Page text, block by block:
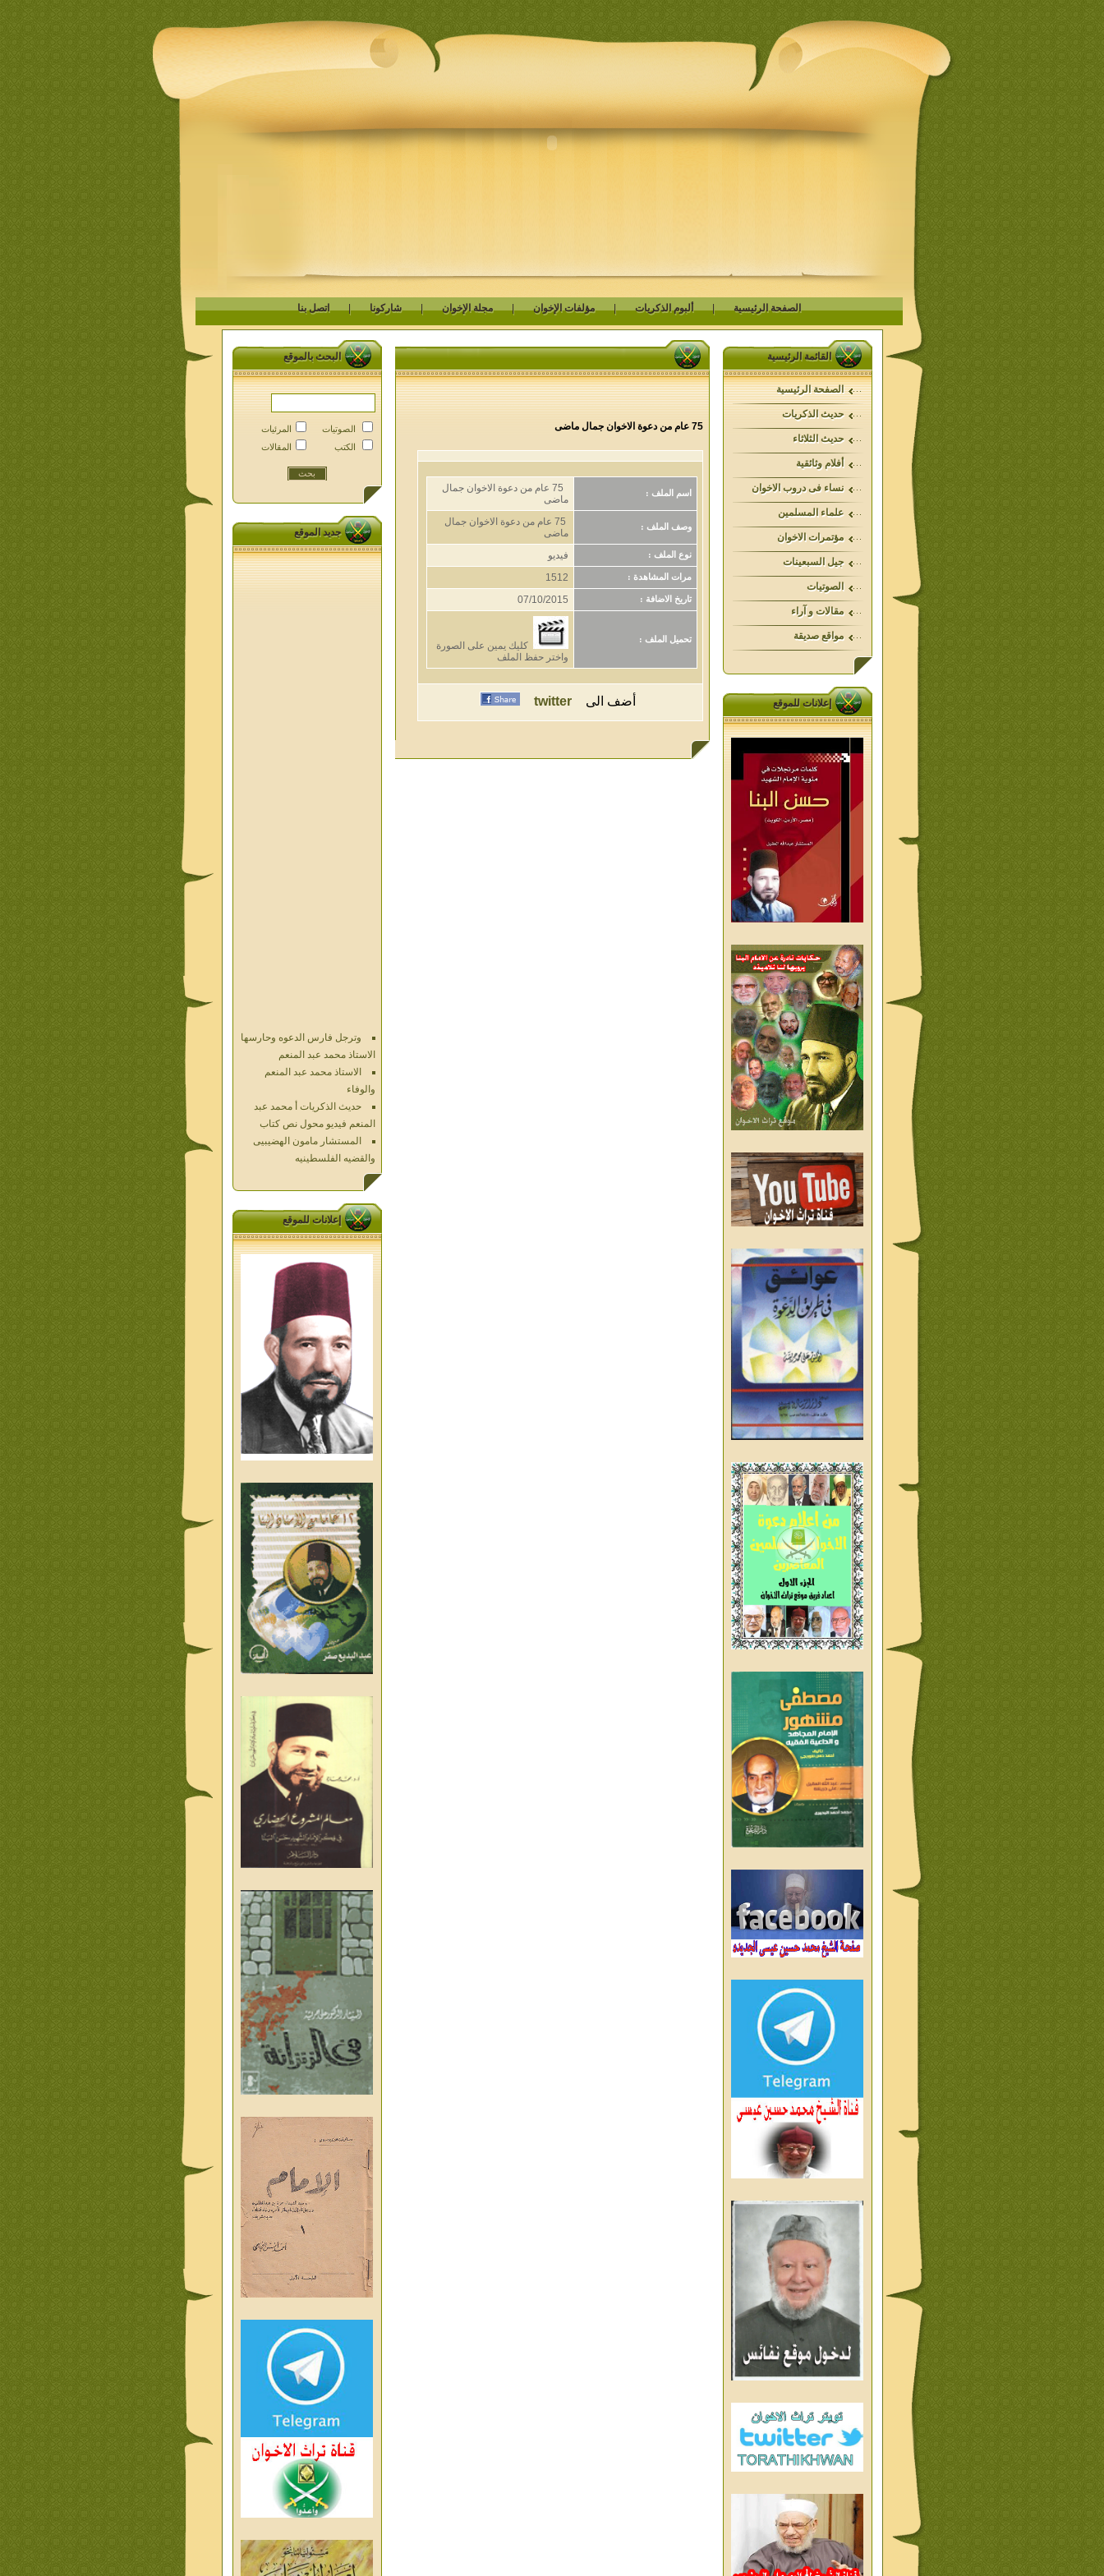
الصفحة الرئيسية | ألبوم الذكريات | مؤلفات الإخوان | مجلة الإخوان | شاركونا | اتصل بنا
القائمة الرئيسية
الصفحة الرئيسية
حديث الذكريات
حديث الثلاثاء
أفلام وثائقية
نساء فى دروب الاخوان
علماء المسلمين
مؤتمرات الاخوان
جيل السبعينات
الصوتيات
مقالات و آراء
مواقع صديقة
إعلانات للموقع
75 عام من دعوة الاخوان جمال ماضى
اسم الملف :
75 عام من دعوة الاخوان جمال
ماضى
وصف الملف :
75 عام من دعوة الاخوان جمال
ماضى
نوع الملف : فيديو
مرات المشاهدة : 1512
تاريخ الاضافة : 07/10/2015
تحميل الملف :
كليك يمين على الصورة
واختر حفظ الملف
أضف الى twitter
البحث بالموقع
الصوتيات
الكتب
المرئيات
المقالات
جديد الموقع
الاستاذ محمد عبد المنعم
والوفاء
حديث الذكريات أ محمد عبد
المنعم فيديو محول نص كتاب
المستشار مامون الهضيبيى
والقضيه الفلسطينيه
العداله الغائبه 1000 شهيد
فلسطين ده كان زمان
الاقصى فى قلوبنا
خواطر الحج
الاخوان فى حرب فلسطين
حكايات من التراث الجزء الاول
من اعلام الاخوان المسلمين
المعاصرين الجزء الثانى
ديوان شعر الاخوان فى القلب
تاليف الشيخ على متولى
تفاصيل جنازة الشهيد احمد
النيسى وعمر شاهين 1952
جمعه امين ومواقف ساعدت
الامام البنا فى تكوين شخصي
الاستاذ جمعه امين وعبقرية
الامام البنا
الشمائل المحمديه دكتور يحيى
غزب
واليوم والغد
من تراث د احمد العسال
العلمانية
كلمات رمضانية الشيخ عيسى
عبد العليم
قبسات رمضانية الشيخ عيسى
عبد العليم
إعلانات للموقع